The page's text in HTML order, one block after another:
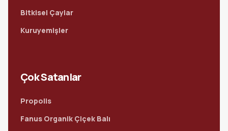
Bitkisel Çaylar
Kuruyemişler
Çok Satanlar
Propolis
Fanus Organik Çiçek Balı